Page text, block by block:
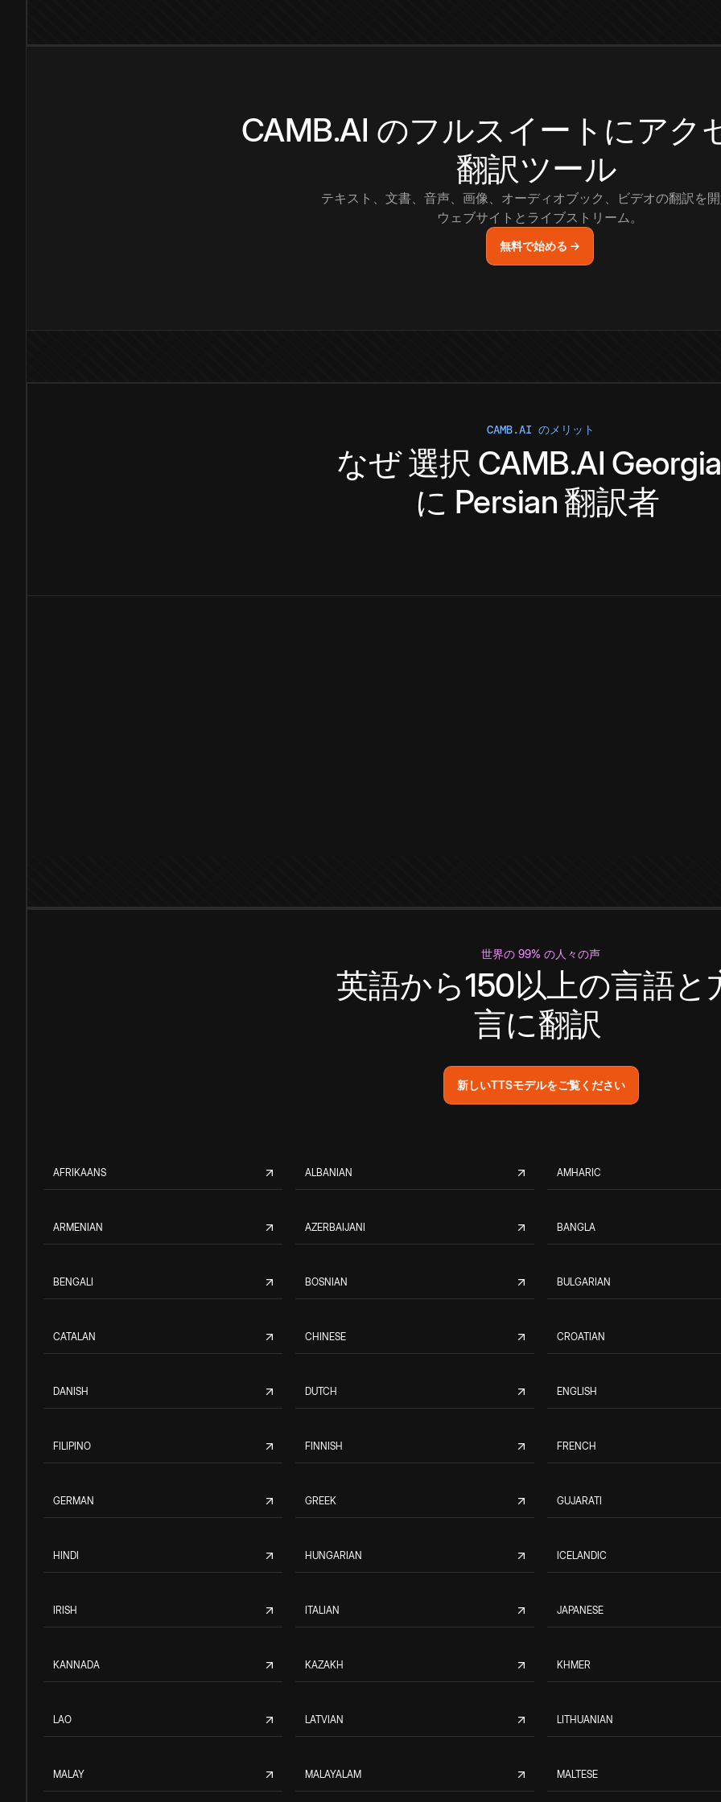
CAMB.AI のフルスイートにアク
翻訳ツール
テキスト、文書、音声、画像、オーディオブック、ビデオの翻訳を
ウェブサイトとライブストリーム。
無料で始める →
CAMB.AI のメリット
なぜ選択 CAMB.AI
に Persian 翻訳者
世界の 99% の人々の声
英語から150以上の言語と
言に翻訳
新しいTTSモデルをご覧ください
AFRIKAANS ALBANIAN AMHARIC
ARMENIAN AZERBAIJANI BANGLA
BENGALI BOSNIAN BULGARIAN
CATALAN CHINESE CROATIAN
DANISH DUTCH ENGLISH
FILIPINO FINNISH FRENCH
GERMAN GREEK GUJARATI
HINDI HUNGARIAN ICELANDIC
IRISH ITALIAN JAPANESE
KANNADA KAZAKH KHMER
LAO LATVIAN LITHUANIAN
MALAY MALAYALAM MALTESE